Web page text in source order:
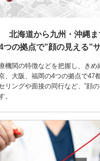
北海道から九州・沖縄ま
つの拠点で”顔の見える”
機関の特徴などを把握し、きめ
、大阪、福岡の4つの拠点で47
リングや面接の同行など、”顔
。